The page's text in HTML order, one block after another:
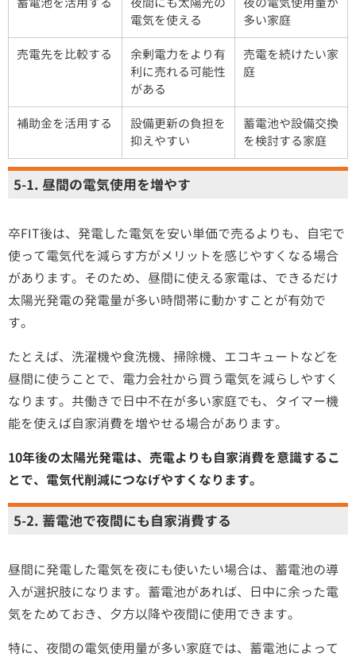
電気を使える
多い家庭
売電先を比較する
余剰電力をより有
利に売れる可能性
がある
売電を続けたい家
庭
補助金を活用する
設備更新の負担を
抑えやすい
蓄電池や設備交換
を検討する家庭
5-1. 昼間の電気使用を増やす
卒FIT後は、発電した電気を安い単価で売るよりも、自宅で
使って電気代を減らす方がメリットを感じやすくなる場合
があります。そのため、昼間に使える家電は、できるだけ
太陽光発電の発電量が多い時間帯に動かすことが有効で
す。
たとえば、洗濯機や食洗機、掃除機、エコキュートなどを
昼間に使うことで、電力会社から買う電気を減らしやすく
なります。共働きで日中不在が多い家庭でも、タイマー機
能を使えば自家消費を増やせる場合があります。
10年後の太陽光発電は、売電よりも自家消費を意識するこ
とで、電気代削減につなげやすくなります。
5-2. 蓄電池で夜間にも自家消費する
昼間に発電した電気を夜にも使いたい場合は、蓄電池の導
入が選択肢になります。蓄電池があれば、日中に余った電
気をためておき、夕方以降や夜間に使用できます。
特に、夜間の電気使用量が多い家庭では、蓄電池によって